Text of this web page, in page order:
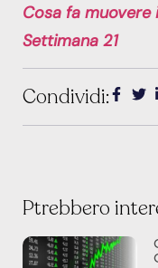
Cosa fa
Settimana 21
Condividi:
Ptrebbero